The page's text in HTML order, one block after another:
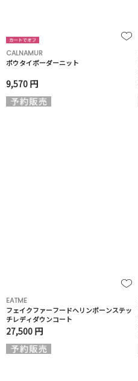
CALNAMUR
ボウタイボーダーニット
9,570 円
EATME
フェイクファーフードヘリンボーンステッ
チレディダウンコート
27,500 円